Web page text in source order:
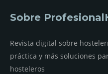
Sobre
Revista digital sobre
práctica y más soluciones
hosteleros